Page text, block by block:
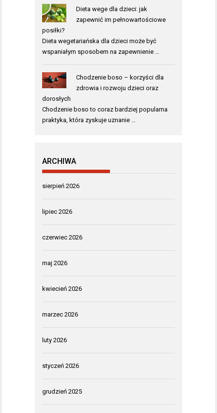
Dieta wege dla dzieci: jak
zapewnić im pełnowartościowe
posiłki?
Dieta wegetariańska dla dzieci może być
wspaniałym sposobem na zapewnienie …
Chodzenie boso – korzyści dla
zdrowia i rozwoju dzieci oraz
dorosłych
Chodzenie boso to coraz bardziej popularna
praktyka, która zyskuje uznanie …
ARCHIWA
sierpień 2026
lipiec 2026
czerwiec 2026
maj 2026
kwiecień 2026
marzec 2026
luty 2026
styczeń 2026
grudzień 2025